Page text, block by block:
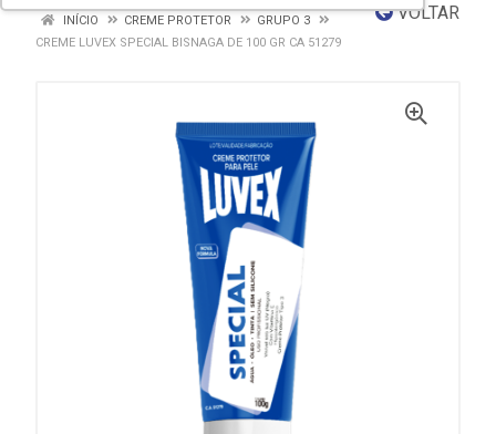
VOLTAR
INÍCIO CREME PROTETOR
GRUPO 3
CREME LUVEX SPECIAL BISNAGA DE 100 GR CA 51279